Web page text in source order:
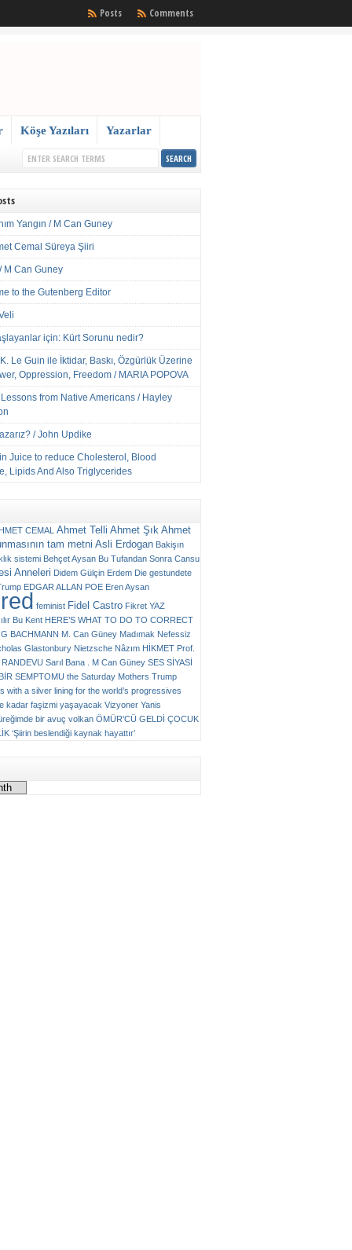
Comments
Posts
Köşe Yazıları Yazarlar
Yangın / M Can Guney
Cemal Süreya Şiiri
M Can Guney
to the Gutenberg Editor
için: Kürt Sorunu nedir?
Le Guin ile İktidar, Baskı, Özgürlük Üzerine
Oppression, Freedom / MARIA POPOVA
from Native Americans / Hayley
/ John Updike
Juice to reduce Cholesterol, Blood
Lipids And Also Triglycerides
CEMAL Ahmet Telli Ahmet Şık Ahmet
tam metni Asli Erdogan Bakişın
sistemi Behçet Aysan Bu Tufandan Sonra Cansu
Anneleri Didem Gülçin Erdem Die gestundete
EDGAR ALLAN POE Eren Aysan
feminist Fidel Castro Fikret YAZ
Bu Kent HERE’S WHAT TO DO TO CORRECT
BACHMANN M. Can Güney Madımak Nefessiz
Glastonbury Nietzsche Nâzım HİKMET Prof.
RANDEVU Sarıl Bana . M Can Güney SES SİYASİ
SEMPTOMU the Saturday Mothers Trump
with a silver lining for the world’s progressives
kadar faşizmi yaşayacak Vizyoner Yanis
bir avuç volkan ÖMÜR'CÜ GELDİ ÇOCUK
‘Şiirin beslendiği kaynak hayattır’